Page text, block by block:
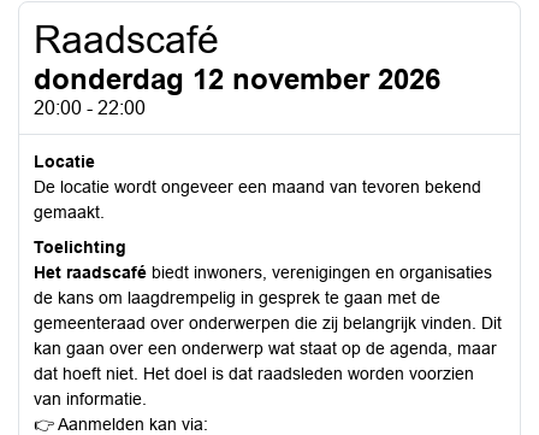
Raadscafé
donderdag 12 november 2026
20:00 - 22:00
Locatie
De locatie wordt ongeveer een maand van tevoren bekend
gemaakt.
Toelichting
Het raadscafé biedt inwoners, verenigingen en organisaties
de kans om laagdrempelig in gesprek te gaan met de
gemeenteraad over onderwerpen die zij belangrijk vinden. Dit
kan gaan over een onderwerp wat staat op de agenda, maar
dat hoeft niet. Het doel is dat raadsleden worden voorzien
van informatie.
👉 Aanmelden kan via: